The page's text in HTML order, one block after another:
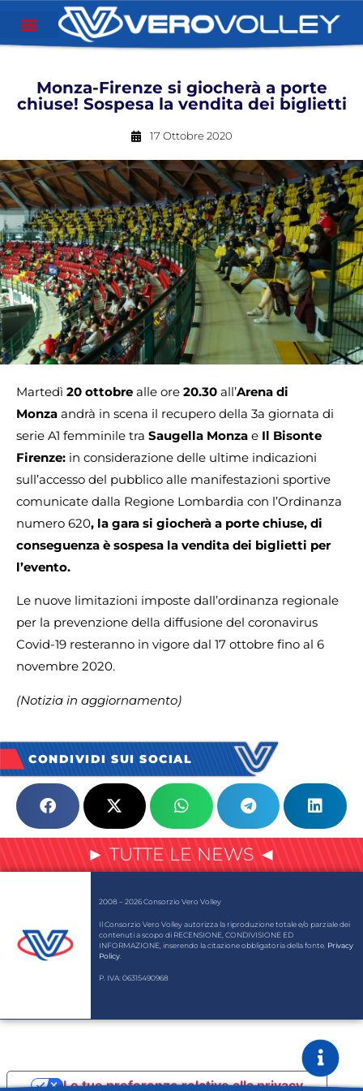
Monza-Firenze si giocherà a porte
chiuse! Sospesa la vendita dei biglietti
17 Ottobre 2020
Martedì 20 ottobre alle ore 20.30 all’Arena di
Monza andrà in scena il recupero della 3a giornata di
serie A1 femminile tra Saugella Monza e Il Bisonte
Firenze: in considerazione delle ultime indicazioni
sull’accesso del pubblico alle manifestazioni sportive
comunicate dalla Regione Lombardia con l’Ordinanza
numero 620, la gara si giocherà a porte chiuse, di
conseguenza è sospesa la vendita dei biglietti per
l’evento.
Le nuove limitazioni imposte dall’ordinanza regionale
per la prevenzione della diffusione del coronavirus
Covid-19 resteranno in vigore dal 17 ottobre fino al 6
novembre 2020.
(Notizia in aggiornamento)
CONDIVIDI SUI SOCIAL
► TUTTE LE NEWS ◄
2008 – 2026 Consorzio Vero Volley
Il Consorzio Vero Volley autorizza la riproduzione totale e/o parziale dei
contenuti a scopo di RECENSIONE, CONDIVISIONE ED
INFORMAZIONE, inserendo la citazione obbligatoria della fonte. Privacy
Policy
P. IVA: 06315490968
Le tue preferenze relative alla privacy